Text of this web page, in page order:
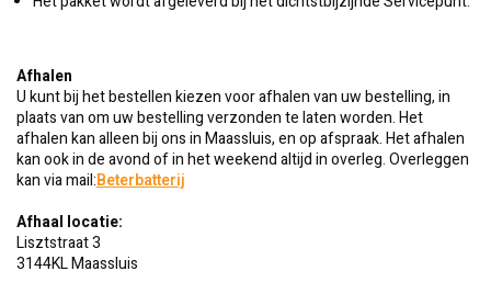
Afhalen
U kunt bij het bestellen kiezen voor afhalen van uw bestelling, in
plaats van om uw bestelling verzonden te laten worden. Het
afhalen kan alleen bij ons in Maassluis, en op afspraak. Het afhalen
kan ook in de avond of in het weekend altijd in overleg. Overleggen
kan via mail:Beterbatterij
Afhaal locatie:
Lisztstraat 3
3144KL Maassluis